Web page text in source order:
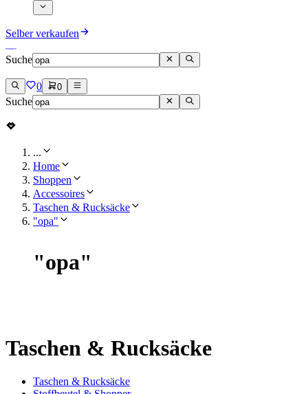
Selber verkaufen
Suche
0 0
Suche
...
Home
Shoppen
Accessoires
Taschen & Rucksäcke
"opa"
"opa"
Taschen & Rucksäcke
Taschen & Rucksäcke